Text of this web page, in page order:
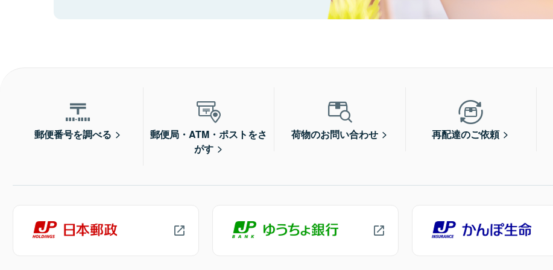
郵便番号を調べる
郵便局・ATM・ポストをさ
がす
荷物のお問い合わせ 再配達のご依頼